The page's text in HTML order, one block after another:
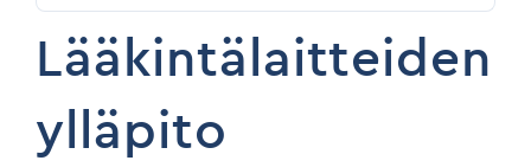
Lääkintälaitteiden
ylläpito